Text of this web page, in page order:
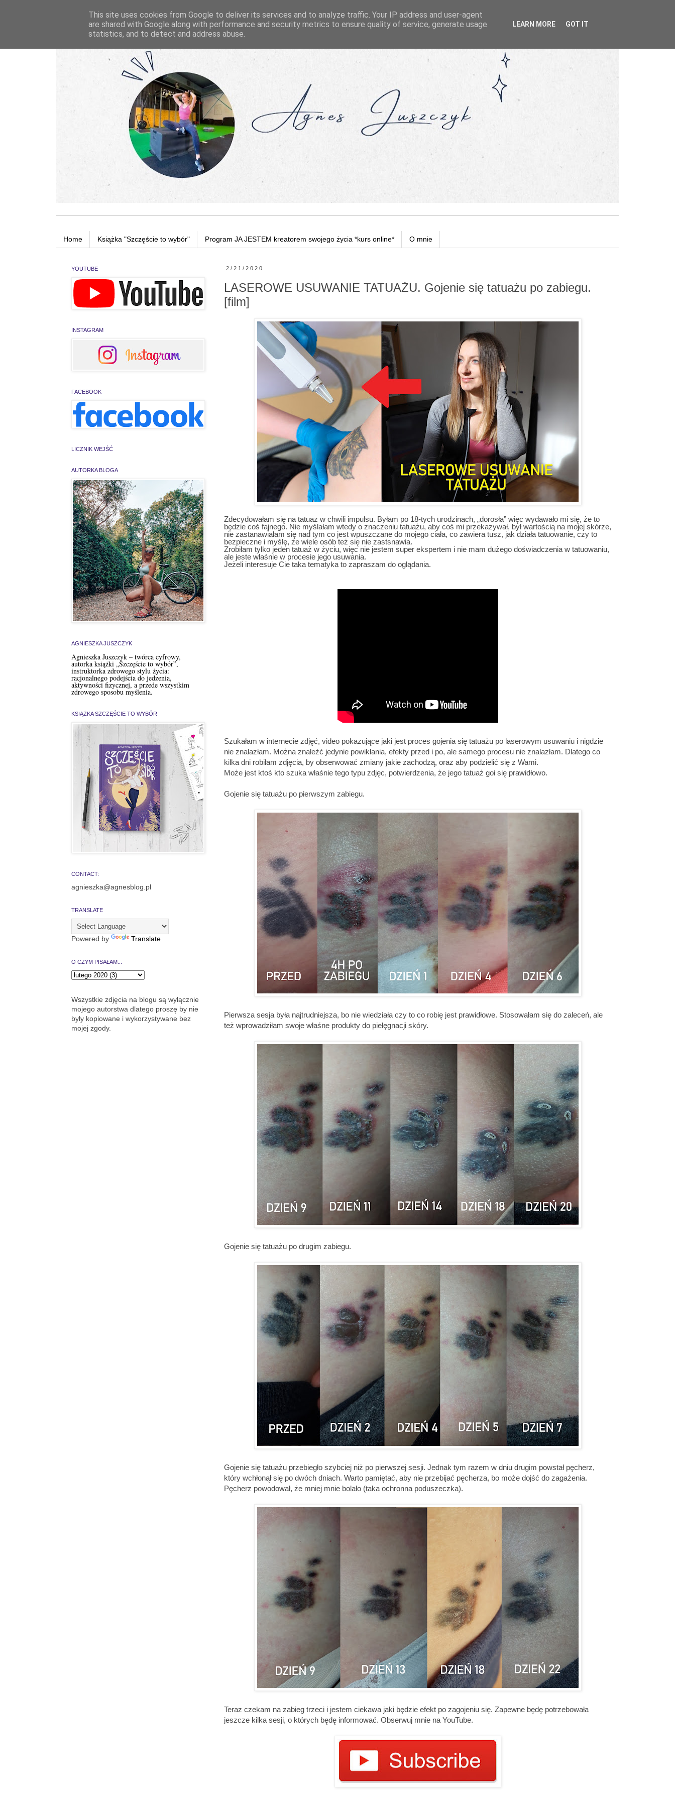
Home Książka "Szczęście to wybór" Program JA JESTEM kreatorem swojego życia *kurs online* O mnie
2/21/2020
LASEROWE USUWANIE TATUAŻU. Gojenie się tatuażu po zabiegu.
[film]
Zdecydowałam się na tatuaz w chwili impulsu. Byłam po 18-tych urodzinach, „dorosła” więc wydawało mi się, że to
będzie coś fajnego. Nie myślałam wtedy o znaczeniu tatuażu, aby coś mi przekazywał, był wartością na mojej skórze,
nie zastanawiałam się nad tym co jest wpuszczane do mojego ciała, co zawiera tusz, jak działa tatuowanie, czy to
bezpieczne i myślę, że wiele osób też się nie zastsnawia.
Zrobiłam tylko jeden tatuaż w życiu, więc nie jestem super ekspertem i nie mam dużego doświadczenia w tatuowaniu,
ale jeste właśnie w procesie jego usuwania.
Jeżeli interesuje Cie taka tematyka to zapraszam do oglądania.
Szukałam w internecie zdjęć, video pokazujące jaki jest proces gojenia się tatuażu po laserowym usuwaniu i nigdzie
nie znalazłam. Można znaleźć jedynie powikłania, efekty przed i po, ale samego procesu nie znalazłam. Dlatego co
kilka dni robiłam zdjęcia, by obserwować zmiany jakie zachodzą, oraz aby podzielić się z Wami.
Może jest ktoś kto szuka właśnie tego typu zdjęc, potwierdzenia, że jego tatuaż goi się prawidłowo.
Gojenie się tatuażu po pierwszym zabiegu.
Pierwsza sesja była najtrudniejsza, bo nie wiedziała czy to co robię jest prawidłowe. Stosowałam się do zaleceń, ale
też wprowadziłam swoje właśne produkty do pielęgnacji skóry.
Gojenie się tatuażu po drugim zabiegu.
Gojenie się tatuażu przebiegło szybciej niż po pierwszej sesji. Jednak tym razem w dniu drugim powstał pęcherz,
który wchłonął się po dwóch dniach. Warto pamiętać, aby nie przebijać pęcherza, bo może dojść do zagażenia.
Pęcherz powodował, że mniej mnie bolało (taka ochronna poduszeczka).
Teraz czekam na zabieg trzeci i jestem ciekawa jaki będzie efekt po zagojeniu się. Zapewne będę potrzebowała
jeszcze kilka sesji, o których będę informować. Obserwuj mnie na YouTube.
YOUTUBE
INSTAGRAM
FACEBOOK
LICZNIK WEJŚĆ
AUTORKA BLOGA
AGNIESZKA JUSZCZYK
Agnieszka Juszczyk – twórca cyfrowy,
autorka książki „Szczęście to wybór”,
instruktorka zdrowego stylu życia:
racjonalnego podejścia do jedzenia,
aktywności fizycznej, a przede wszystkim
zdrowego sposobu myślenia.
KSIĄŻKA SZCZĘŚCIE TO WYBÓR
CONTACT:
agnieszka@agnesblog.pl
TRANSLATE
Powered by Translate
O CZYM PISAŁAM...
Wszystkie zdjęcia na blogu są wyłącznie
mojego autorstwa dlatego proszę by nie
były kopiowane i wykorzystywane bez
mojej zgody.
This site uses cookies from Google to deliver its services and to analyze traffic. Your IP address and user-agent
are shared with Google along with performance and security metrics to ensure quality of service, generate usage
statistics, and to detect and address abuse.
LEARN MORE GOT IT